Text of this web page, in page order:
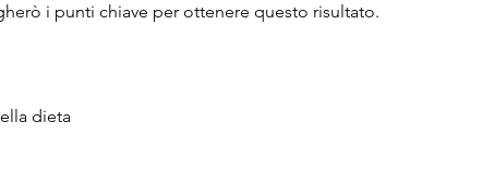
i punti chiave per ottenere questo risultato.
dieta